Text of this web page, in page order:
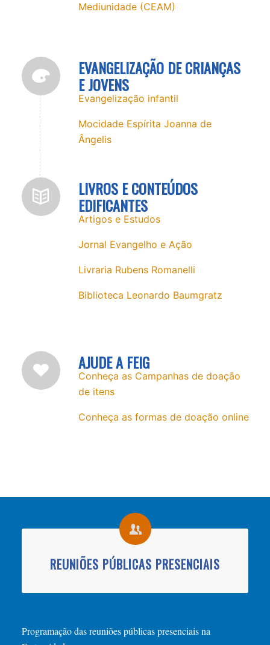
Mediunidade (CEAM)
EVANGELIZAÇÃO DE CRIANÇAS
E JOVENS
Evangelização infantil
Mocidade Espírita Joanna de
Ângelis
LIVROS E CONTEÚDOS
EDIFICANTES
Artigos e Estudos
Jornal Evangelho e Ação
Livraria Rubens Romanelli
Biblioteca Leonardo Baumgratz
AJUDE A FEIG
Conheça as Campanhas de doação
de itens
Conheça as formas de doação online
REUNIÕES PÚBLICAS PRESENCIAIS
Programação das reuniões públicas presenciais na